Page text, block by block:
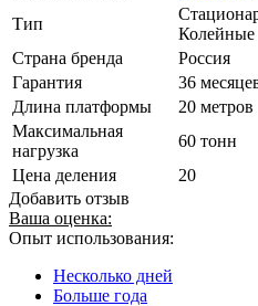
Тип
Колейные
Страна бренда
Россия
Гарантия
36
Длина платформы
20 метров
Максимальная
нагрузка
60 тонн
Цена деления
20
Добавить отзыв
Ваша оценка:
Опыт использования:
Несколько дней
Больше года